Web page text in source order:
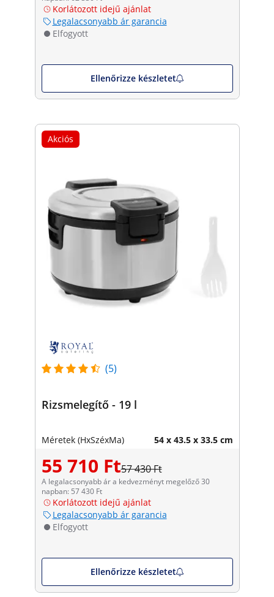
Korlátozott idejű ajánlat
Legalacsonyabb ár garancia
Elfogyott
Ellenőrizze készletet
Akciós
(5)
Rizsmelegítő - 19 l
Méretek (HxSzéxMa) 54 x 43.5 x 33.5 cm
55 710 Ft57 430 Ft
A legalacsonyabb ár a kedvezményt megelőző 30
napban: 57 430 Ft
Korlátozott idejű ajánlat
Legalacsonyabb ár garancia
Elfogyott
Ellenőrizze készletet